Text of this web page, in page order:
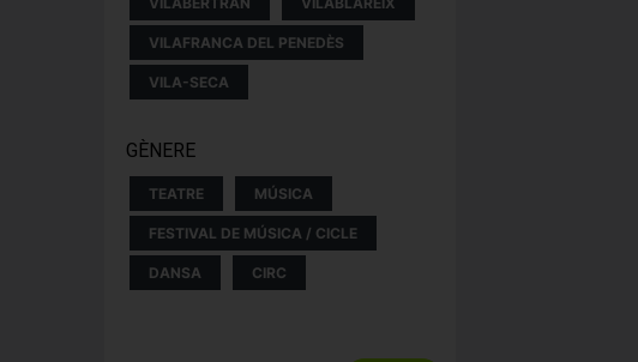
VILAFRANCA DEL PENEDÈS
VILA-SECA
GÈNERE
TEATRE MÚSICA
FESTIVAL DE MÚSICA / CICLE
DANSA CIRC